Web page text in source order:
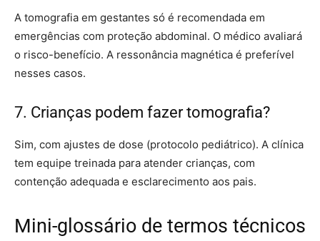
A tomografia em gestantes só é recomendada em
emergências com proteção abdominal. O médico avaliará
o risco-benefício. A ressonância magnética é preferível
nesses casos.
7. Crianças podem fazer tomografia?
Sim, com ajustes de dose (protocolo pediátrico). A clínica
tem equipe treinada para atender crianças, com
contenção adequada e esclarecimento aos pais.
Mini-glossário de termos técnicos